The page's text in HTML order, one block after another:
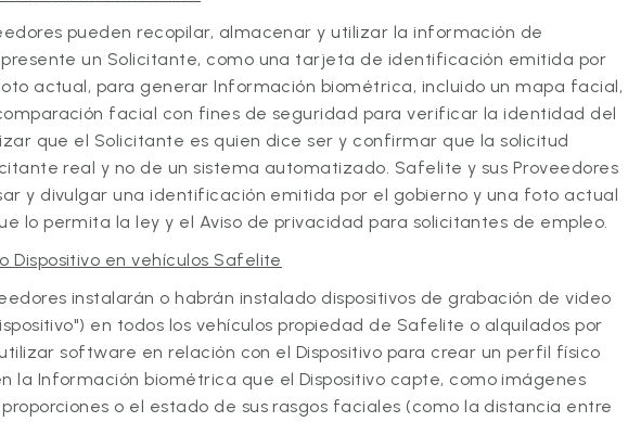
pueden recopilar, almacenar y utilizar la información de
un Solicitante, como una tarjeta de identificación emitida por
actual, para generar Información biométrica, incluido un mapa facial,
facial con fines de seguridad para verificar la identidad del
que el Solicitante es quien dice ser y confirmar que la solicitud
real y no de un sistema automatizado. Safelite y sus Proveedores
y divulgar una identificación emitida por el gobierno y una foto actual
lo permita la ley y el Aviso de privacidad para solicitantes de empleo.
Dispositivo en vehículos Safelite
instalarán o habrán instalado dispositivos de grabación de video
en todos los vehículos propiedad de Safelite o alquilados por
software en relación con el Dispositivo para crear un perfil físico
la Información biométrica que el Dispositivo capte, como imágenes
o el estado de sus rasgos faciales (como la distancia entre